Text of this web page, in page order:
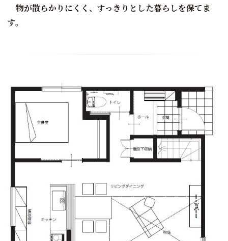
物が散らかりにくく、すっきりとした暮らしを保てま
す。